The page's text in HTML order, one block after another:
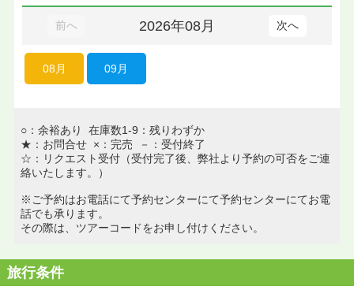
前へ 2026年08月 次へ
08月 09月
○：余裕あり 在庫数1-9：残りわずか
★：お問合せ ×：完売 －：受付終了
☆：リクエスト受付（受付完了後、弊社より予約の可否をご連
絡いたします。）
※ご予約はお電話にて予約センターにて予約センターにてお電
話でも承ります。
その際は、ツアーコードをお申し付けください。
旅行条件